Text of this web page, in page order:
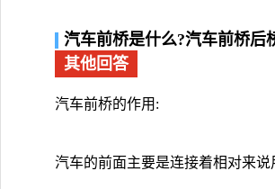
汽车前桥是什么?汽车前桥后
其他回答
汽车前桥的作用:
汽车的前面主要是连接着相对来